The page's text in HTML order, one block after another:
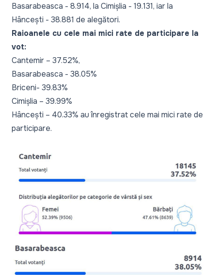
Basarabeasca - 8.914, la Cimișlia - 19.131, iar la
Hâncești - 38.881 de alegători.
Raioanele cu cele mai mici rate de participare la
vot:
Cantemir – 37.52%,
Basarabeasca - 38.05%
Briceni- 39.83%
Cimișlia – 39.99%
Hâncești – 40.33% au înregistrat cele mai mici rate de
participare.